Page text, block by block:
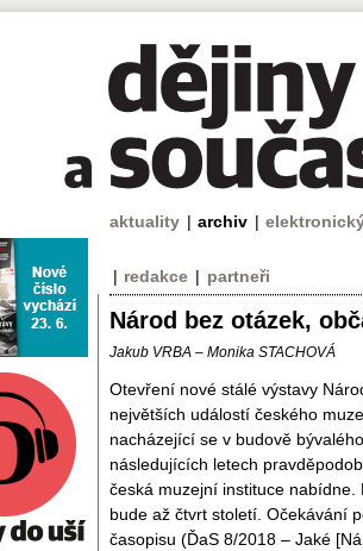
aktuality | archiv |
| redakce | partneři
Národ bez otázek,
Jakub VRBA – Monika STACHOVÁ
Otevření nové stálé výstavy
největších událostí českého
nacházející se v budově
následujících letech
česká muzejní instituce
bude až čtvrt století. Očekávání
časopisu (ĎaS 8/2018 – Jaké